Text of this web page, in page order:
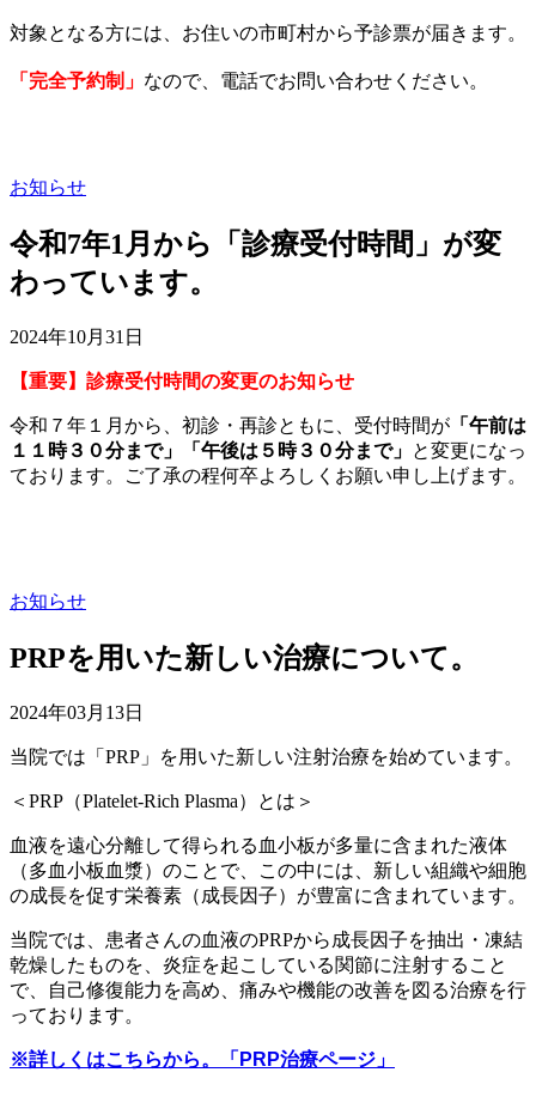
対象となる方には、お住いの市町村から予診票が届きます。
「完全予約制」 なので、電話でお問い合わせください。
お知らせ
令和7年1月から「診療受付時間」が変
わっています。
2024年10月31日
【重要】診療受付時間の変更のお知らせ
令和７年１月から、初診・再診ともに、受付時間が 「午前は
１１時３０分まで」「午後は５時３０分まで」 と変更になっ
ております。ご了承の程何卒よろしくお願い申し上げます。
お知らせ
PRPを用いた新しい治療について。
2024年03月13日
当院では「PRP」を用いた新しい注射治療を始めています。
＜PRP（Platelet-Rich Plasma）とは＞
血液を遠心分離して得られる血小板が多量に含まれた液体
（多血小板血漿）のことで、この中には、新しい組織や細胞
の成長を促す栄養素（成長因子）が豊富に含まれています。
当院では、患者さんの血液のPRPから成長因子を抽出・凍結
乾燥したものを、炎症を起こしている関節に注射すること
で、自己修復能力を高め、痛みや機能の改善を図る治療を行
っております。
※詳しくはこちらから。「PRP治療ページ」